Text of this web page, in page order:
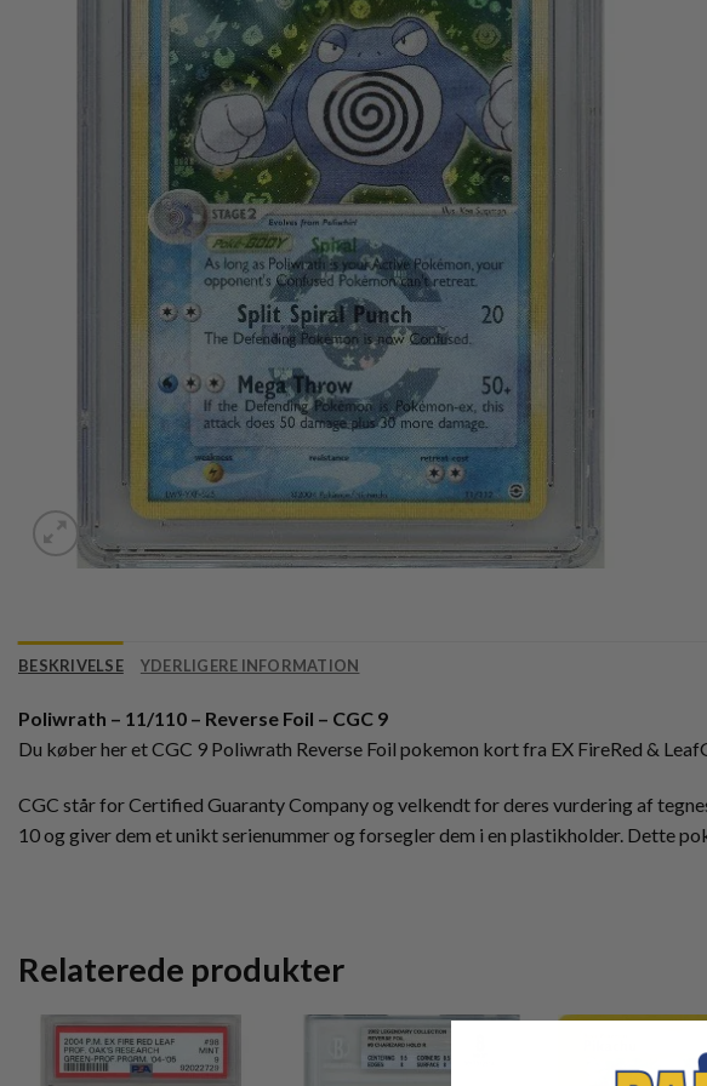
BESKRIVELSE YDERLIGERE INFORMATION
Poliwrath – 11/110 – Reverse Foil – CGC 9
Du køber her et CGC 9 Poliwrath Reverse Foil pokemon kort fra EX FireRed &
CGC står for Certified Guaranty Company og velkendt for deres vurdering af
10 og giver dem et unikt serienummer og forsegler dem i en plastikholder. Dette
Relaterede produkter